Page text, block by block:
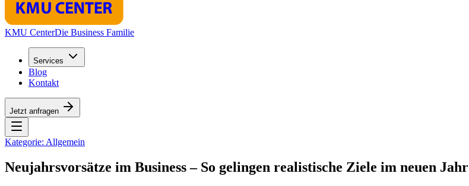
KMU CenterDie Business Familie
Services
Blog
Kontakt
Jetzt anfragen
Kategorie: Allgemein
Neujahrsvorsätze im Business – So gelingen realistische Ziele im neuen Jahr